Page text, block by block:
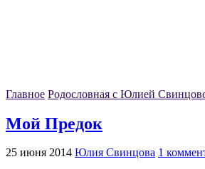
Главное Родословная с Юлией
Мой Предок
25 июня 2014 Юлия Свинцова 1